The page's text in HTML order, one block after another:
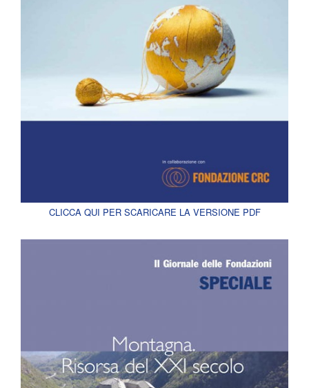
CLICCA QUI PER SCARICARE LA VERSIONE PDF